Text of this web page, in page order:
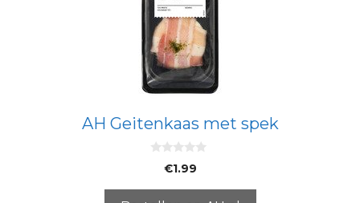
AH Geitenkaas met spek
€1.99